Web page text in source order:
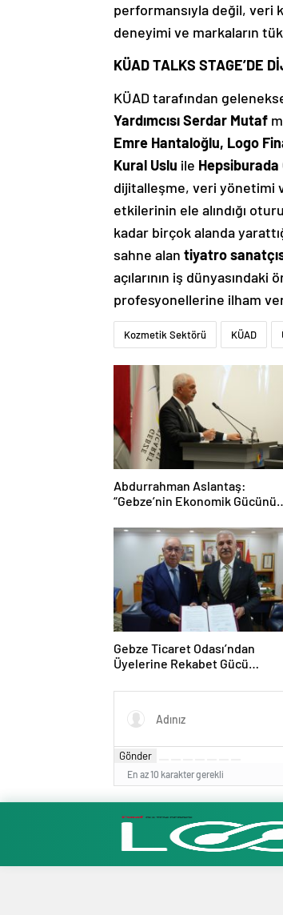
performansıyla değil, veri
deneyimi ve markaların
KÜAD TALKS STAGE’DE
KÜAD tarafından
Yardımcısı Serdar Mutaf
Emre Hantaloğlu, Logo
Kural Uslu ile Hepsiburada
dijitalleşme, veri yönetimi
etkilerinin ele alındığı
kadar birçok alanda
sahne alan tiyatro
açılarının iş
profesyonellerine ilham
Kozmetik Sektörü KÜAD
Abdurrahman Aslantaş:
“Gebze’nin Ekonomik Gücünü
Gebze Ticaret Odası’ndan
Üyelerine Rekabet Gücü
Gönder
En az 10 karakter gerekli